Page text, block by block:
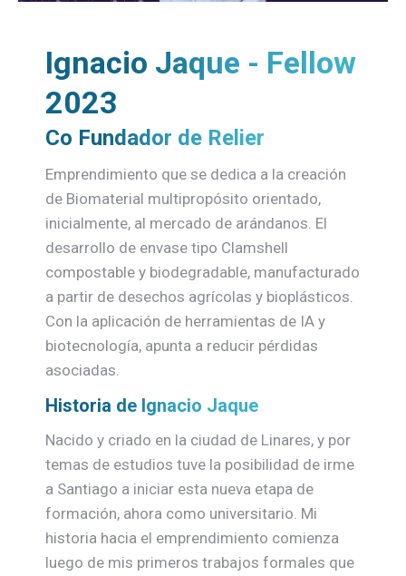
Ignacio Jaque - Fellow
2023
Co Fundador de Relier
Emprendimiento que se dedica a la creación
de Biomaterial multipropósito orientado,
inicialmente, al mercado de arándanos. El
desarrollo de envase tipo Clamshell
compostable y biodegradable, manufacturado
a partir de desechos agrícolas y bioplásticos.
Con la aplicación de herramientas de IA y
biotecnología, apunta a reducir pérdidas
asociadas.
Historia de Ignacio Jaque
Nacido y criado en la ciudad de Linares, y por
temas de estudios tuve la posibilidad de irme
a Santiago a iniciar esta nueva etapa de
formación, ahora como universitario. Mi
historia hacia el emprendimiento comienza
luego de mis primeros trabajos formales que